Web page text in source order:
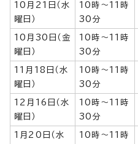
10月21日（水
曜日）
10時～11時
30分
10月30日（金
曜日）
10時～11時
30分
11月18日（水
曜日）
10時～11時
30分
12月16日（水
曜日）
10時～11時
30分
1月20日（水
10時～11時